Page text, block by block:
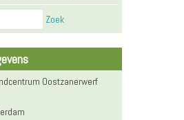
Zoek
Oostzanerwerf